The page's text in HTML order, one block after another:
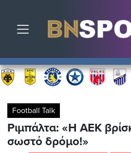
Toggle navigation
Football Talk
Ριμπάλτα: «Η ΑΕΚ
σωστό δρόμο!»